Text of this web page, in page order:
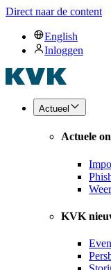
Direct naar de content
English
Inloggen
Actueel
Actuele
KVK